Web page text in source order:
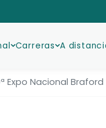
Carreras A
Expo Nacional Braford